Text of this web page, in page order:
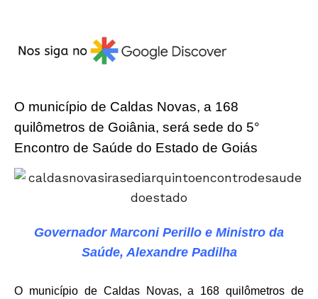
O município de Caldas Novas, a 168
quilômetros de Goiânia, será sede do 5°
Encontro de Saúde do Estado de Goiás
Governador Marconi Perillo e Ministro da
Saúde, Alexandre Padilha
O município de Caldas Novas, a 168 quilômetros de